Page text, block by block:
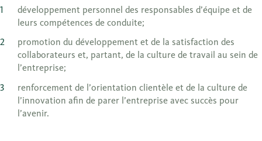
développement personnel des responsables d’équipe et de
leurs compétences de conduite;
promotion du développement et de la satisfaction des
collaborateurs et, partant, de la culture de travail au sein de
l’entreprise;
renforcement de l’orientation clientèle et de la culture de
l’innovation afin de parer l’entreprise avec succès pour
l’avenir.